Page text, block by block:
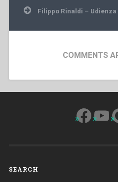
Filippo Rinaldi –
COMMENTS
SEARCH